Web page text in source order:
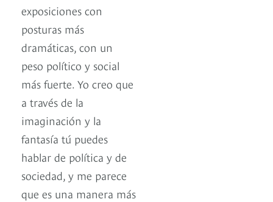
exposiciones con
posturas más
dramáticas, con un
peso político y social
más fuerte. Yo creo que
a través de la
imaginación y la
fantasía tú puedes
hablar de política y de
sociedad, y me parece
que es una manera más